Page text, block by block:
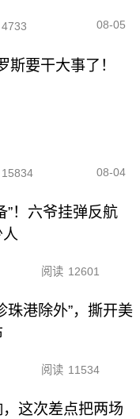
4733 08-05
斯要干大事了！
15834 08-04
”！六爷挂弹反航
阅读 12601
珠港除外”，撕开美
阅读 11534
这次差点把两场